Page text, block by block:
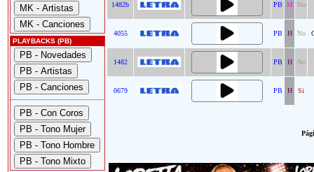
PLAYBACKS (PB)
1482b PB M No
4055 PB H No
1482 PB H No
0679 PB H Si